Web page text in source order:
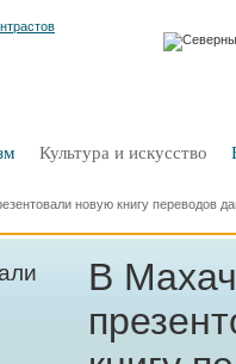
Культура и искусство
новую книгу переводов
В